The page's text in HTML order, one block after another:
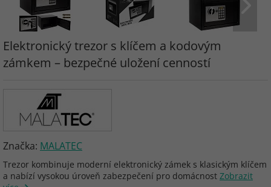
Elektronický trezor s klíčem a kodovým
zámkem – bezpečné uložení cenností
Značka: MALATEC
Trezor kombinuje moderní elektronický zámek s klasickým klíčem
a nabízí vysokou úroveň zabezpečení pro domácnost Zobrazit